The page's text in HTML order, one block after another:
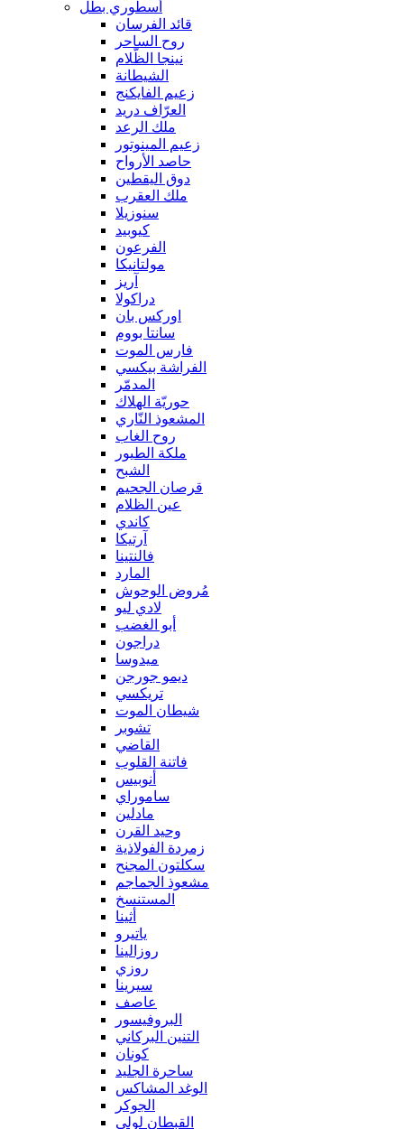
أسطوري بطل
قائد الفرسان
روح الساحر
نينجا الظّلام
الشيطانة
زعيم الفايكنج
العرّاف دريد
ملك الرعد
زعيم المينوتور
حاصد الأرواح
دوق اليقطين
ملك العقرب
سنوزيلا
كيوبيد
الفرعون
مولتانيكا
آريز
دراكولا
اوركس بان
سانتا بووم
فارس الموت
الفراشة بيكسي
المدمّر
حوريّة الهلاك
المشعوذ النّاري
روح الغاب
ملكة الطيور
الشبح
قرصان الجحيم
عين الظلام
كاندي
آرتيكا
فالنتينا
المارد
مُروض الوحوش
لادي ليو
أبو الغضب
دراجون
ميدوسا
ديمو جورجن
تريكسي
شيطان الموت
تشوبر
القاضي
فاتنة القلوب
أنوبيس
ساموراي
مادلين
وحيد القرن
زمردة الفولاذية
سكلتون المجنح
مشعوذ الجماجم
المستنسخ
أثينا
ياتيرو
روزالينا
روزي
سيرينا
عاصف
البروفيسور
التنين البركاني
كونان
ساحرة الجليد
الوغد المشاكس
الجوكر
القبطان لولي